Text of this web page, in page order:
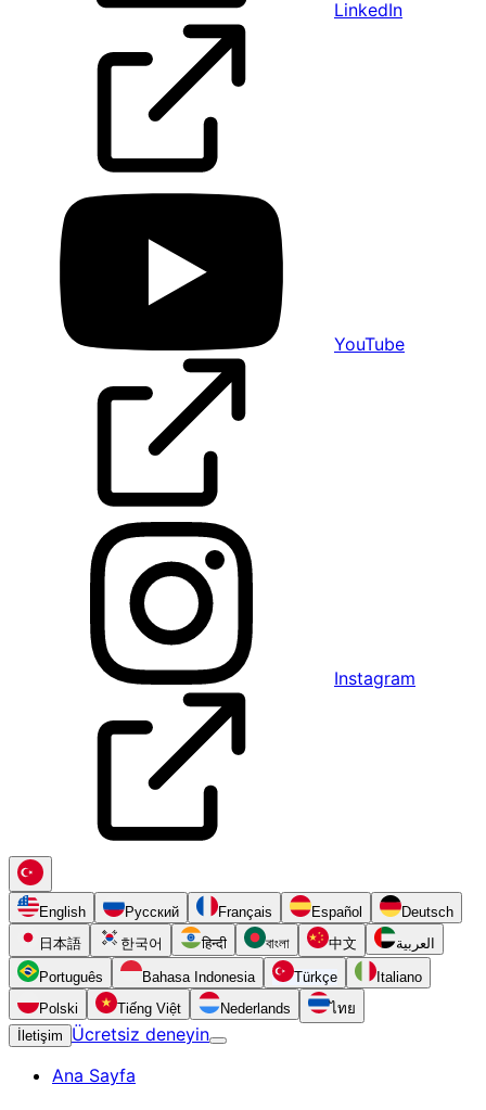
LinkedIn
YouTube
Instagram
English Русский Français Español
Deutsch
日本語
한국어 हिन्दी বাংলা 中文 العربية
Português Bahasa Indonesia Türkçe
Italiano
Polski
Tiếng Việt Nederlands
ไทย
İletişim
Ücretsiz deneyin
Ana Sayfa